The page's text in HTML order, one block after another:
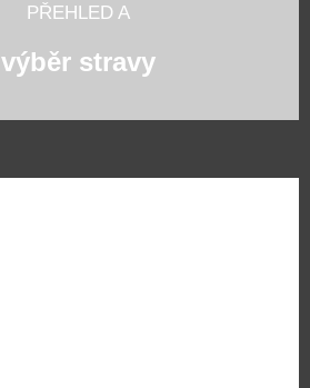
PŘEHLED A
výběr stravy